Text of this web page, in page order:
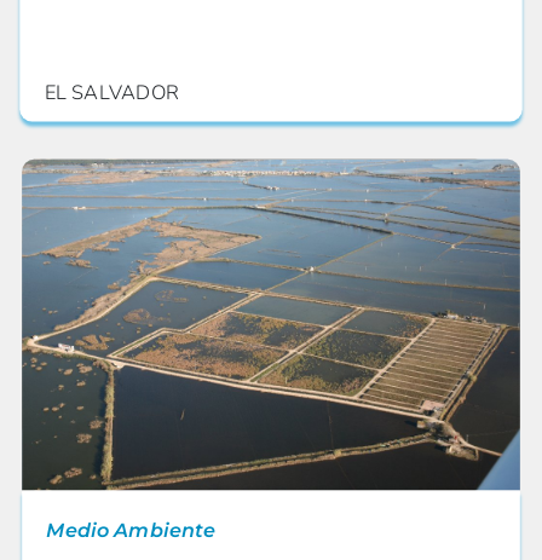
EL SALVADOR
Medio Ambiente